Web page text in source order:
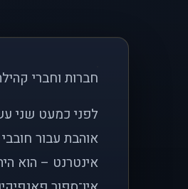
חברות וחברי
אוהבת עבור
אינטרנט – הוא